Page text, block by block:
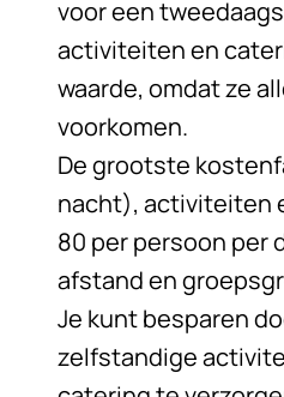
voor een
activiteiten en
waarde, omdat ze
voorkomen.
De grootste
nacht), activiteiten
80 per persoon per
afstand en
Je kunt besparen
zelfstandige